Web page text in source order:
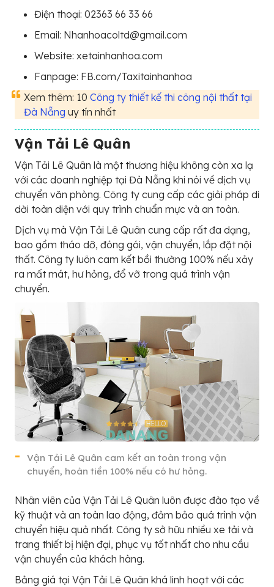
Điện thoại: 02363 66 33 66
Email: Nhanhoacoltd@gmail.com
Website: xetainhanhoa.com
Fanpage: FB.com/Taxitainhanhoa
Xem thêm: 10 Công ty thiết kế thi công nội thất tại
Đà Nẵng uy tín nhất
Vận Tải Lê Quân
Vận Tải Lê Quân là một thương hiệu không còn xa lạ
với các doanh nghiệp tại Đà Nẵng khi nói về dịch vụ
chuyển văn phòng. Công ty cung cấp các giải pháp di
dời toàn diện với quy trình chuẩn mực và an toàn.
Dịch vụ mà Vận Tải Lê Quân cung cấp rất đa dạng,
bao gồm tháo dỡ, đóng gói, vận chuyển, lắp đặt nội
thất. Công ty luôn cam kết bồi thường 100% nếu xảy
ra mất mát, hư hỏng, đổ vỡ trong quá trình vận
chuyển.
Vận Tải Lê Quân cam kết an toàn trong vận
chuyển, hoàn tiền 100% nếu có hư hỏng.
Nhân viên của Vận Tải Lê Quân luôn được đào tạo về
kỹ thuật và an toàn lao động, đảm bảo quá trình vận
chuyển hiệu quả nhất. Công ty sở hữu nhiều xe tải và
trang thiết bị hiện đại, phục vụ tốt nhất cho nhu cầu
vận chuyển của khách hàng.
Bảng giá tại Vận Tải Lê Quân khá linh hoạt với các